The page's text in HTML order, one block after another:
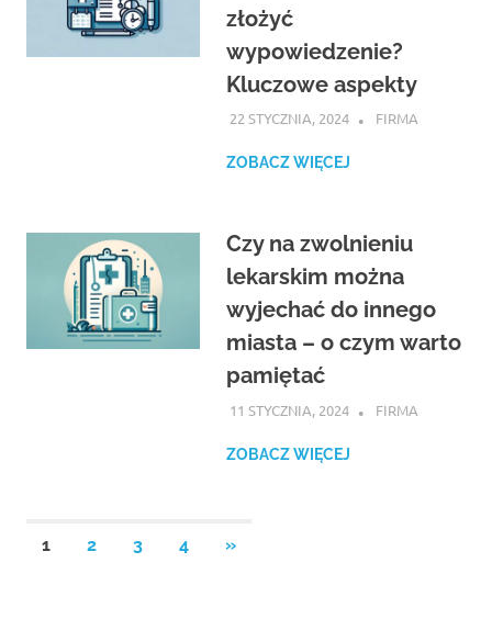
złożyć
wypowiedzenie?
Kluczowe aspekty
22 STYCZNIA, 2024 ATROX
FIRMA
ZOBACZ WIĘCEJ
Czy na zwolnieniu
lekarskim można
wyjechać do innego
miasta – o czym warto
pamiętać
11 STYCZNIA, 2024 ATROX
FIRMA
ZOBACZ WIĘCEJ
Stronicowanie
1 2 3 4
NEXT
»